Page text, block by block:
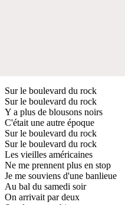
Sur le boulevard du rock
Sur le boulevard du rock
Y a plus de blousons noirs
C'était une autre époque
Sur le boulevard du rock
Sur le boulevard du rock
Les vieilles américaines
Ne me prennent plus en stop
Je me souviens d'une banlieue
Au bal du samedi soir
On arrivait par deux